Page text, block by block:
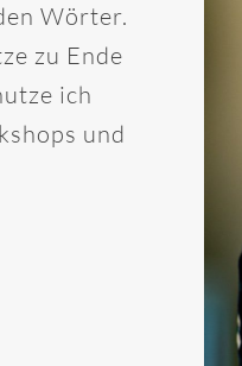
Wörter.
zu Ende
ich
und